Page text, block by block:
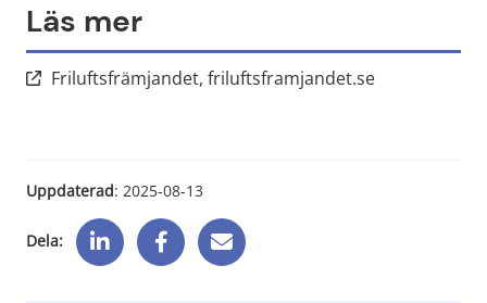
Läs mer
Friluftsfrämjandet, friluftsframjandet.seLänk till
Uppdaterad: 2025-08-13
Dela: